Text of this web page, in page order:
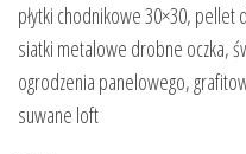
płytki chodnikowe 30×30, pellet
siatki metalowe drobne oczka,
ogrodzenia panelowego,
suwane loft